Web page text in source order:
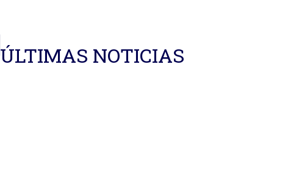
ÚLTIMAS NOTICIAS